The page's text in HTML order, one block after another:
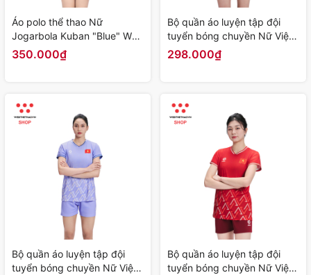
Áo polo thể thao Nữ
Jogarbola Kuban "Blue" WJ-
A4090-01 - Hàng Chính
350.000₫
Bộ quần áo luyện tập đội
tuyển bóng chuyền Nữ Việt
Nam "Xanh" WJ-E2106-03 -
Hàng Chính Hãng
298.000₫
Bộ quần áo luyện tập đội
tuyển bóng chuyền Nữ Việt
Bộ quần áo luyện tập đội
tuyển bóng chuyền Nữ Việt